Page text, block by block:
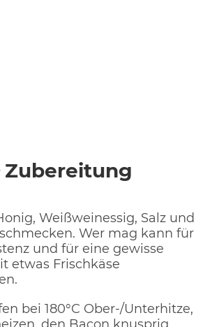
Zubereitung
Weißweinessig, Salz und
Wer mag kann für
und für eine gewisse
etwas Frischkäse
bei 180°C Ober-/Unterhitze,